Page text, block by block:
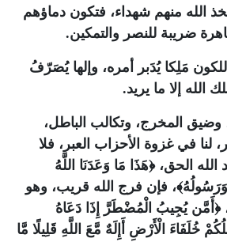
الله منهم شهداء، فتكون دماؤهم
ضريبة للنصر والتمكين.
للكون مَلِكا يُدَبر أمره، وإلها يُصَرّفُ
الله إلا ما يريد.
وضيق المخرج، وتكالب الباطل،
لنا في غزوة الأحزاب العبر، فلا
الحق، ﴿هَذَا مَا وَعَدَنَا اللَّهُ
فإن فرج الله قريب، وهو
﴿أَمَّن يُجِيبُ الْمُضْطَرَّ إِذَا دَعَاهُ
خُلَفَاءَ الْأَرْضِ أَإِلَهٌ مَّعَ اللَّهِ قَلِيلًا مَّا